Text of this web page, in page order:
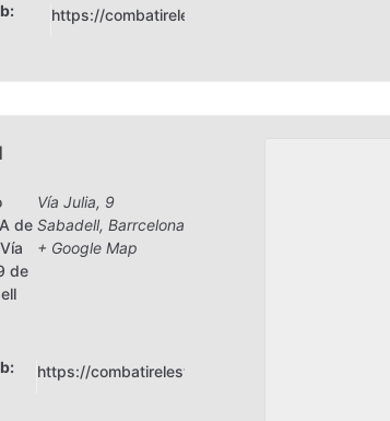
https://combatirelestreslaboral.com/inscribete/
de
de
Vía Julia, 9
Sabadell, Barrcelona
+ Google Map
https://combatirelestreslaboral.com